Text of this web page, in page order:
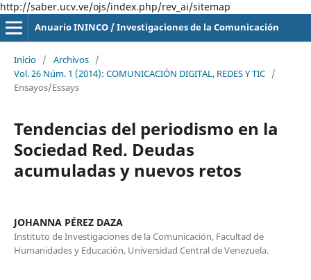
http://saber.ucv.ve/ojs/index.php/rev_ai/sitemap
Anuario ININCO / Investigaciones de la Comunicación
Inicio / Archivos /
Vol. 26 Núm. 1 (2014): COMUNICACIÓN DIGITAL, REDES Y TIC /
Ensayos/Essays
Tendencias del periodismo en la
Sociedad Red. Deudas
acumuladas y nuevos retos
JOHANNA PÉREZ DAZA
Instituto de Investigaciones de la Comunicación, Facultad de
Humanidades y Educación, Universidad Central de Venezuela.